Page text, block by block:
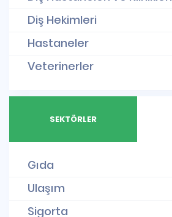
Diş Hekimleri
Hastaneler
Veterinerler
SEKTÖRLER
Gıda
Ulaşım
Sigorta